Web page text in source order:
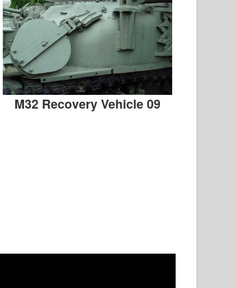
M32 Recovery Vehicle 09